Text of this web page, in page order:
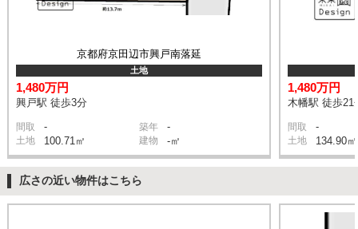
京都府京田辺市興戸南落延
土地
1,480万円
興戸駅 徒歩3分
間取 - 築年 -
土地 100.71㎡ 建物 -㎡
1,480万円
木幡駅 徒歩21
間取 -
土地 134.90㎡
広さの近い物件はこちら